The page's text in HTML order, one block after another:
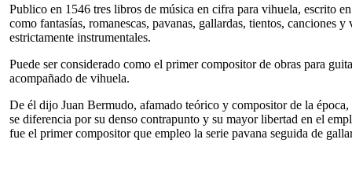
Publico en 1546 tres libros de música en cifra para vihuela, escrito
como fantasías, romanescas, pavanas, gallardas, tientos, canciones
estrictamente instrumentales.
Puede ser considerado como el primer compositor de obras para
acompañado de vihuela.
De él dijo Juan Bermudo, afamado teórico y compositor de la
se diferencia por su denso contrapunto y su mayor libertad en el
fue el primer compositor que empleo la serie pavana seguida de